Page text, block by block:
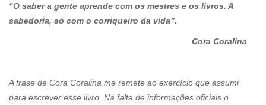
“O saber a gente aprende com os mestres e os livros. A
sabedoria, só com o corriqueiro da vida”.
Cora Coralina
A frase de Cora Coralina me remete ao exercício que assumi
para escrever esse livro. Na falta de informações oficiais o